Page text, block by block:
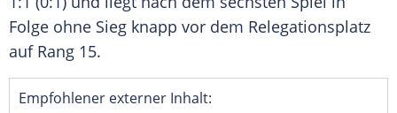
Folge ohne Sieg knapp vor dem Relegationsplatz
auf Rang 15.
Empfohlener externer Inhalt: